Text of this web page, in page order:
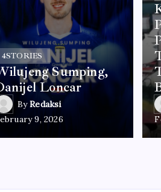
4STORIES
Sumping,
Loncar
By Redaksi
9, 2026